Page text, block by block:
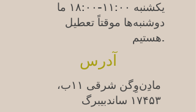
یکشنبه ۱۱:۰۰-۱۸:۰۰
ما
دوشنبه‌ها موقتاً تعطیل
هستیم.
آدرس
مادِن‌وِگن شرقی ۱۱ب،
۱۷۴۵۳ ساندبیبرگ